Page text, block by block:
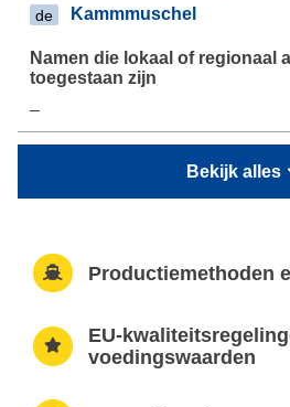
de
Kammmuschel
–
Bekijk alles
Productiemethoden
EU-
voedingswaarden